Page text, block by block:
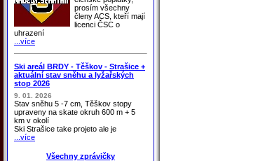
prosím všechny
členy ACS, kteří mají
licenci ČSC o
uhrazení
...více
Ski areál BRDY - Těškov - Strašice +
aktuální stav sněhu a lyžařských
stop 2026
9. 01. 2026
Stav sněhu 5 -7 cm, Těškov stopy
upraveny na skate okruh 600 m + 5
km v okolí
Ski Strašice take projeto ale je
...více
Všechny zprávičky